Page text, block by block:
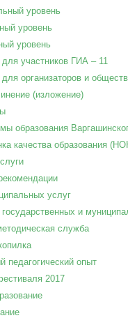
уровень
уровень
уровень
участников ГИА – 11
организаторов и
(изложение)
образования
качества образования
услуг
и
служба
педагогический опыт
2017